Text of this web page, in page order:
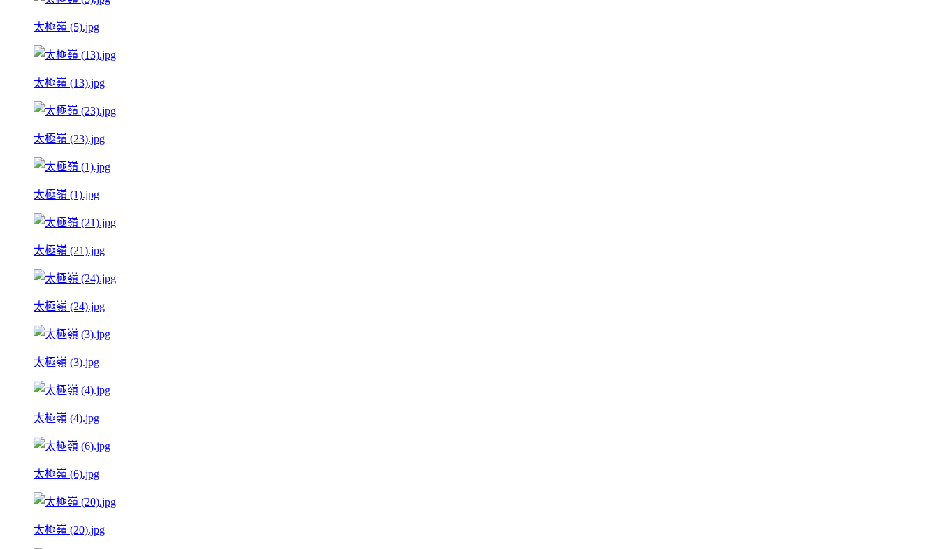
太極嶺 (5).jpg
太極嶺 (13).jpg
太極嶺 (23).jpg
太極嶺 (1).jpg
太極嶺 (21).jpg
太極嶺 (24).jpg
太極嶺 (3).jpg
太極嶺 (4).jpg
太極嶺 (6).jpg
太極嶺 (20).jpg